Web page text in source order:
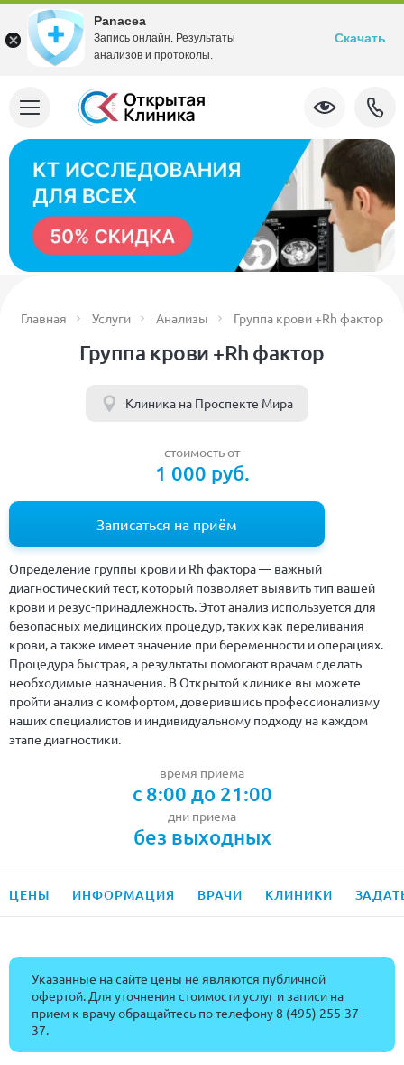
Главная Услуги Анализы Группа крови +Rh фактор
Группа крови +Rh фактор
Клиника на Проспекте Мира
стоимость от
1 000 руб.
Записаться на приём
Определение группы крови и Rh фактора — важный
диагностический тест, который позволяет выявить тип вашей
крови и резус-принадлежность. Этот анализ используется для
безопасных медицинских процедур, таких как переливания
крови, а также имеет значение при беременности и операциях.
Процедура быстрая, а результаты помогают врачам сделать
необходимые назначения. В Открытой клинике вы можете
пройти анализ с комфортом, доверившись профессионализму
наших специалистов и индивидуальному подходу на каждом
этапе диагностики.
время приема
с 8:00 до 21:00
дни приема
без выходных
ЦЕНЫ ИНФОРМАЦИЯ ВРАЧИ КЛИНИКИ
Указанные на сайте цены не являются публичной
офертой. Для уточнения стоимости услуг и записи на
прием к врачу обращайтесь по телефону8 (495) 255-37-
37.
Panacea
Запись онлайн. Результаты
анализов и протоколы.
Скачать